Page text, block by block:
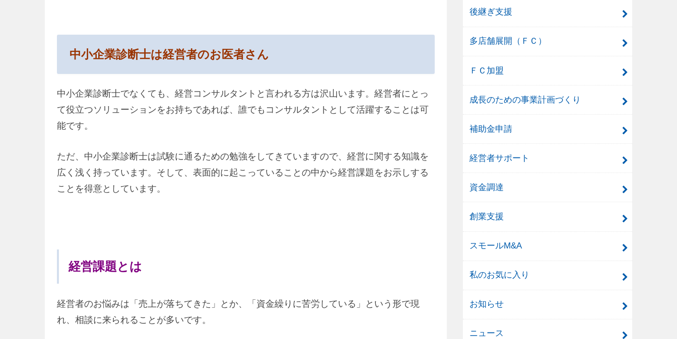
中小企業診断士は経営者のお医者さん
中小企業診断士でなくても、経営コンサルタントと言われる方は沢山います。経営者にとっ
て役立つソリューションをお持ちであれば、誰でもコンサルタントとして活躍することは可
能です。
ただ、中小企業診断士は試験に通るための勉強をしてきていますので、経営に関する知識を
広く浅く持っています。そして、表面的に起こっていることの中から経営課題をお示しする
ことを得意としています。
経営課題とは
経営者のお悩みは「売上が落ちてきた」とか、「資金繰りに苦労している」という形で現
れ、相談に来られることが多いです。
後継ぎ支援
多店舗展開（ＦＣ）
ＦＣ加盟
成長のための事業計画づくり
補助金申請
経営者サポート
資金調達
創業支援
スモールM&A
私のお気に入り
お知らせ
ニュース